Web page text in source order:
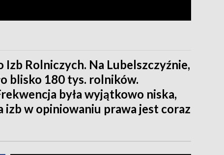
Rolniczych. Na Lubelszczyźnie,
blisko 180 tys. rolników.
była wyjątkowo niska,
izb w opiniowaniu prawa jest coraz